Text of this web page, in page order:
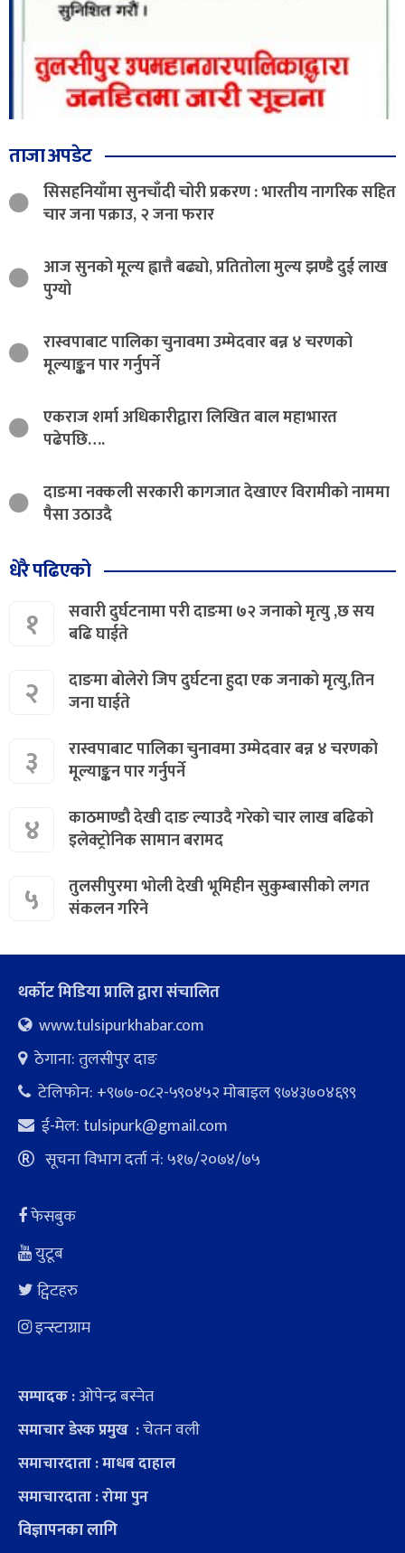
ताजा अपडेट
सिसहनियाँमा सुनचाँदी चोरी प्रकरण : भारतीय नागरिक सहित
चार जना पक्राउ, २ जना फरार
आज सुनको मूल्य ह्वात्तै बढ्यो, प्रतितोला मुल्य झण्डै दुई लाख
पुग्यो
रास्वपाबाट पालिका चुनावमा उम्मेदवार बन्न ४ चरणको
मूल्याङ्कन पार गर्नुपर्ने
एकराज शर्मा अधिकारीद्वारा लिखित बाल महाभारत
पढेपछि….
दाङमा नक्कली सरकारी कागजात देखाएर विरामीको नाममा
पैसा उठाउदै
धेरै पढिएको
१
सवारी दुर्घटनामा परी दाङमा ७२ जनाको मृत्यु ,छ सय
बढि घाईते
२
दाङमा बोलेरो जिप दुर्घटना हुदा एक जनाको मृत्यु,तिन
जना घाईते
३
रास्वपाबाट पालिका चुनावमा उम्मेदवार बन्न ४ चरणको
मूल्याङ्कन पार गर्नुपर्ने
४
काठमाण्डौ देखी दाङ ल्याउदै गरेको चार लाख बढिको
इलेक्ट्रोनिक सामान बरामद
५
तुलसीपुरमा भोली देखी भूमिहीन सुकुम्बासीको लगत
संकलन गरिने
थर्कोट मिडिया प्रालि द्वारा संचालित
www.tulsipurkhabar.com
ठेगाना: तुलसीपुर दाङ
टेलिफोन: +९७७-०८२-५९०४५२ माेबाइल ९७४३७०४६९९
ई-मेल: tulsipurk@gmail.com
सूचना विभाग दर्ता नं: ५१७/२०७४/७५
फेसबुक
युटूब
ट्विटहरु
इन्स्टाग्राम
सम्पादक :ओपेन्द्र बस्नेत
समाचार डेस्क प्रमुख :चेतन वली
समाचारदाता : माधब दाहाल
समाचारदाता : रोमा पुन
विज्ञापनका लागि